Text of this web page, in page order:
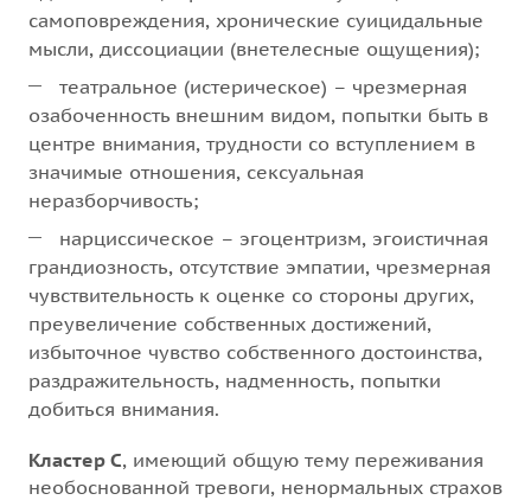
самоповреждения, хронические суицидальные
мысли, диссоциации (внетелесные ощущения);
театральное (истерическое) – чрезмерная
озабоченность внешним видом, попытки быть в
центре внимания, трудности со вступлением в
значимые отношения, сексуальная
неразборчивость;
нарциссическое – эгоцентризм, эгоистичная
грандиозность, отсутствие эмпатии, чрезмерная
чувствительность к оценке со стороны других,
преувеличение собственных достижений,
избыточное чувство собственного достоинства,
раздражительность, надменность, попытки
добиться внимания.
Кластер С, имеющий общую тему переживания
необоснованной тревоги, ненормальных страхов